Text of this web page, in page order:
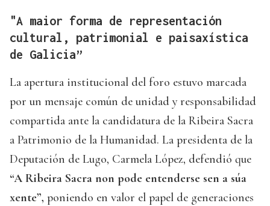
"A maior forma de representación
cultural, patrimonial e paisaxística
de Galicia”
La apertura institucional del foro estuvo marcada
por un mensaje común de unidad y responsabilidad
compartida ante la candidatura de la Ribeira Sacra
a Patrimonio de la Humanidad. La presidenta de la
Deputación de Lugo, Carmela López, defendió que
“A Ribeira Sacra non pode entenderse sen a súa
xente”, poniendo en valor el papel de generaciones